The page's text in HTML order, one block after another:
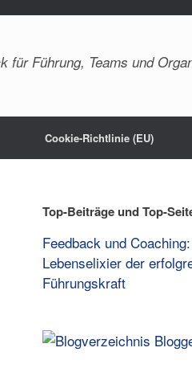
für Führung, Teams und
Cookie-Richtlinie (EU)
Top-Beiträge und Top-
Feedback und Coaching:
Lebenselixier der
Führungskraft